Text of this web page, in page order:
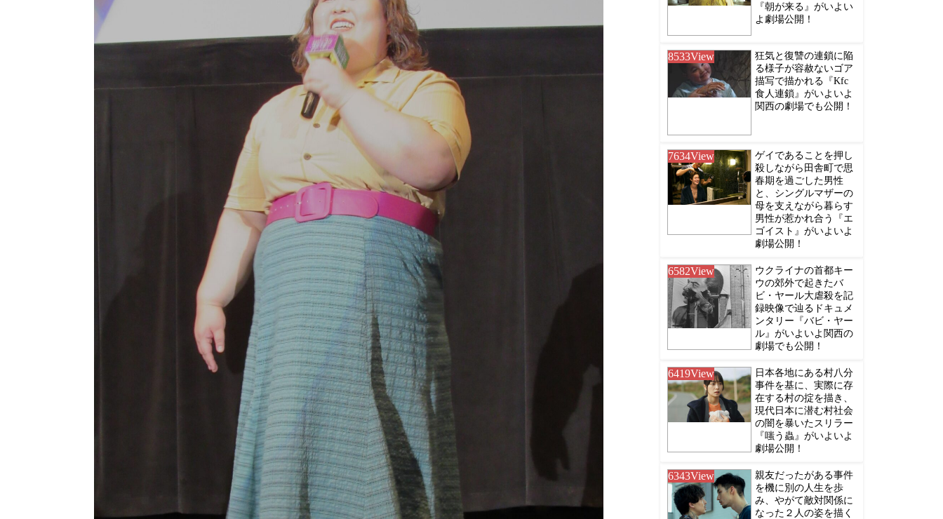
『朝が来る』がいよい
よ劇場公開！
8533View
狂気と復讐の連鎖に陥
る様子が容赦ないゴア
描写で描かれる『Kfc
食人連鎖』がいよいよ
関西の劇場でも公開！
7634View
ゲイであることを押し
殺しながら田舎町で思
春期を過ごした男性
と、シングルマザーの
母を支えながら暮らす
男性が惹かれ合う『エ
ゴイスト』がいよいよ
劇場公開！
6582View
ウクライナの首都キー
ウの郊外で起きたバ
ビ・ヤール大虐殺を記
録映像で辿るドキュメ
ンタリー『バビ・ヤー
ル』がいよいよ関西の
劇場でも公開！
6419View
日本各地にある村八分
事件を基に、実際に存
在する村の掟を描き、
現代日本に潜む村社会
の闇を暴いたスリラー
『嗤う蟲』がいよいよ
劇場公開！
6343View
親友だったがある事件
を機に別の人生を歩
み、やがて敵対関係に
なった２人の姿を描く